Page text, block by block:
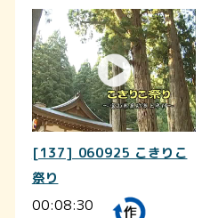
[137] 060925 こきりこ
祭り
00:08:30